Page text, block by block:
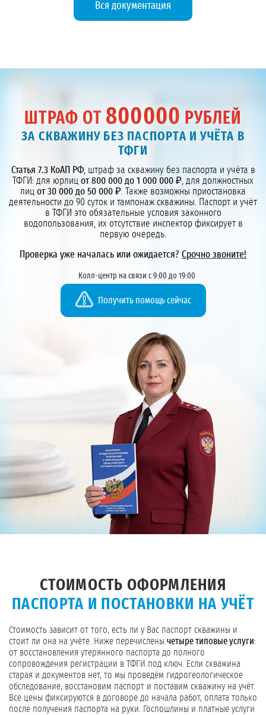
Вся документация
ШТРАФ ОТ 800000 РУБЛЕЙ
ЗА СКВАЖИНУ БЕЗ ПАСПОРТА И УЧЁТА В
ТФГИ
Статья 7.3 КоАП РФ, штраф за скважину без паспорта и учёта в
ТФГИ: для юрлиц от 800 000 до 1 000 000 ₽ , для должностных
лиц от 30 000 до 50 000 ₽ . Также возможны приостановка
деятельности до 90 суток и тампонаж скважины. Паспорт и учёт
в ТФГИ это обязательные условия законного
водопользования, их отсутствие инспектор фиксирует в
первую очередь.
Проверка уже началась или ожидается? Срочно звоните!
Колл-центр на связи с 9:00 до 19:00
Получить помощь сейчас
СТОИМОСТЬ ОФОРМЛЕНИЯ
ПАСПОРТА И ПОСТАНОВКИ НА УЧЁТ
Стоимость зависит от того, есть ли у Вас паспорт скважины и
стоит ли она на учёте. Ниже перечислены четыре типовые услуги:
от восстановления утерянного паспорта до полного
сопровождения регистрации в ТФГИ под ключ. Если скважина
старая и документов нет, то мы проведём гидрогеологическое
обследование, восстановим паспорт и поставим скважину на учёт.
Все цены фиксируются в договоре до начала работ, оплата только
после получения паспорта на руки. Госпошлины и платные услуги